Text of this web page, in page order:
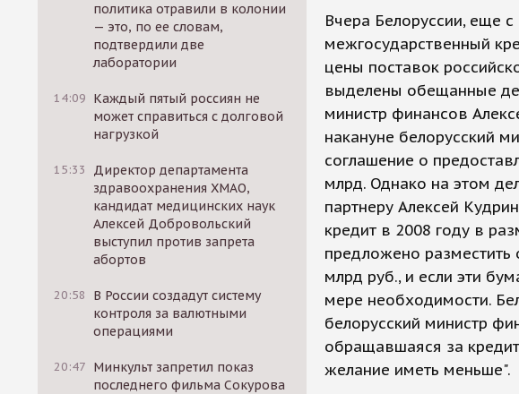
политика отравили в колонии
— это, по ее словам,
подтвердили две
лаборатории
14:09 Каждый пятый россиян не
может справиться с долговой
нагрузкой
15:33
Директор департамента
здравоохранения ХМАО,
кандидат медицинских наук
Алексей Добровольский
выступил против запрета
абортов
20:58
В России создадут систему
контроля за валютными
операциями
20:47 Минкульт запретил показ
последнего фильма Сокурова
Вчера Белоруссии, еще
межгосударственный
цены поставок
выделены обещанные
министр финансов
накануне белорусский
соглашение о
млрд. Однако на этом
партнеру Алексей
кредит в 2008 году в
предложено
млрд руб., и если эти
мере необходимости.
белорусский министр
обращавшаяся за
желание иметь меньше".